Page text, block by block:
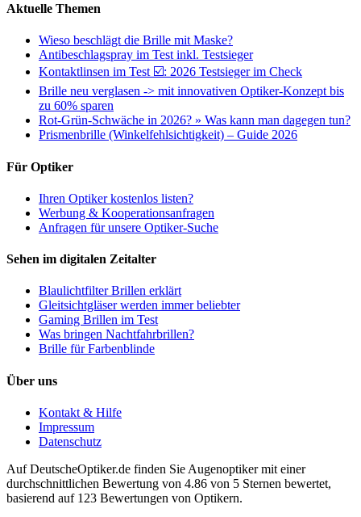
Aktuelle Themen
Wieso beschlägt die Brille mit Maske?
Antibeschlagspray im Test inkl. Testsieger
Kontaktlinsen im Test ☑️: 2026 Testsieger im Check
Brille neu verglasen -> mit innovativen Optiker-Konzept bis
zu 60% sparen
Rot-Grün-Schwäche in 2026? » Was kann man dagegen tun?
Prismenbrille (Winkelfehlsichtigkeit) – Guide 2026
Für Optiker
Ihren Optiker kostenlos listen?
Werbung & Kooperationsanfragen
Anfragen für unsere Optiker-Suche
Sehen im digitalen Zeitalter
Blaulichtfilter Brillen erklärt
Gleitsichtgläser werden immer beliebter
Gaming Brillen im Test
Was bringen Nachtfahrbrillen?
Brille für Farbenblinde
Über uns
Kontakt & Hilfe
Impressum
Datenschutz
AufDeutscheOptiker.de finden Sie Augenoptiker mit einer
durchschnittlichen Bewertung von 4.86 von 5 Sternen bewertet,
basierend auf 123 Bewertungen von Optikern.